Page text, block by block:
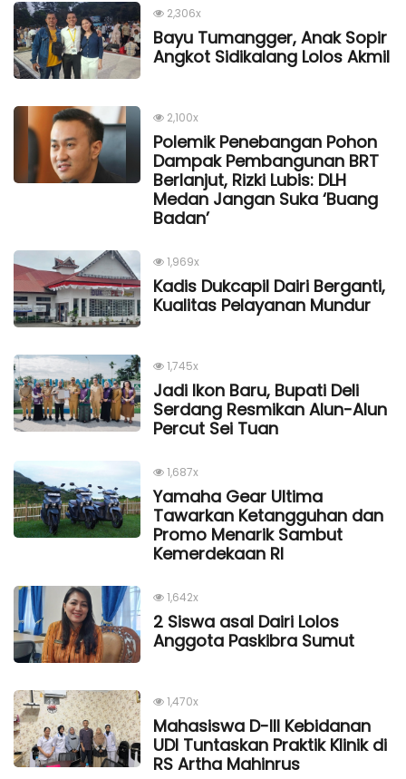
2,306x
Bayu Tumangger, Anak Sopir
Angkot Sidikalang Lolos Akmil
2,100x
Polemik Penebangan Pohon
Dampak Pembangunan BRT
Berlanjut, Rizki Lubis: DLH
Medan Jangan Suka ‘Buang
Badan’
1,969x
Kadis Dukcapil Dairi Berganti,
Kualitas Pelayanan Mundur
1,745x
Jadi Ikon Baru, Bupati Deli
Serdang Resmikan Alun-Alun
Percut Sei Tuan
1,687x
Yamaha Gear Ultima
Tawarkan Ketangguhan dan
Promo Menarik Sambut
Kemerdekaan Rl
1,642x
2 Siswa asal Dairi Lolos
Anggota Paskibra Sumut
1,470x
Mahasiswa D-III Kebidanan
UDI Tuntaskan Praktik Klinik di
RS Artha Mahinrus